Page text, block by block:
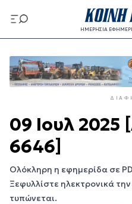
προς
το
περιεχόμενο
ΗΜΕΡΗΣΙΑ
προς
το
κυρίως
09 Ιουλ
6646]
Ολόκληρη η εφημερίδα σε
Ξεφυλλίστε ηλεκτρονικά
τυπώνεται.